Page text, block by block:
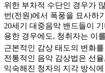
위한 부차적 수단인 경우가
번(전원)에서 폭풍을 묘사하
20세기 대중음악 밴드들이
용한 경우에도, 청취자는 이
근본적인 감상 태도의 변화
전통적인 음악 감상법은 선
익숙해진 청자의 지각 방식